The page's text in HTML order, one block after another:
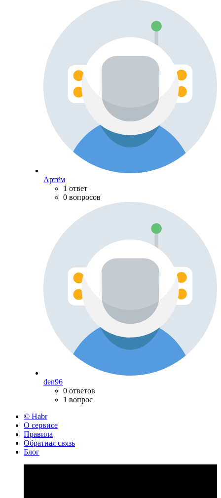
Артём
1 ответ
0 вопросов
den96
0 ответов
1 вопрос
© Habr
О сервисе
Правила
Обратная связь
Блог